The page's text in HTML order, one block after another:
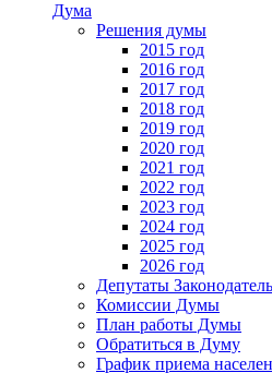
Дума
Решения думы
2015 год
2016 год
2017 год
2018 год
2019 год
2020 год
2021 год
2022 год
2023 год
2024 год
2025 год
2026 год
Депутаты
Комиссии Думы
План работы Думы
Обратиться в Думу
График приема